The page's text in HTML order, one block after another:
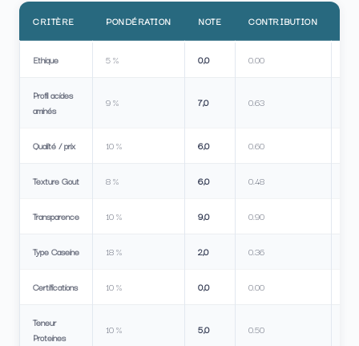
CRITÈRE PONDÉRATION NOTE CONTRIBUTION
Ethique 5 % 0,0 0.00
Profil acides
aminés
9 % 7,0 0.63
Qualité / prix 10 % 6,0 0.60
Texture Gout 8 % 6,0 0.48
Transparence 10 % 9,0 0.90
Type Caseine 18 % 2,0 0.36
Certifications 10 % 0,0 0.00
Teneur
Proteines
10 % 5,0 0.50